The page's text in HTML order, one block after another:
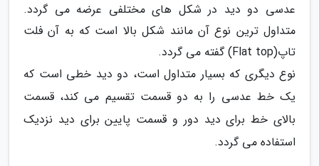
عدسی دو دید در شکل های مختلفی عرضه می گردد.
متداول ترین نوع آن مانند شکل بالا است که به آن فلت
تاپ(Flat top) گفته می گردد.
نوع دیگری که بسیار متداول است، دو دید خطی است که
یک خط عدسی را به دو قسمت تقسیم می کند، قسمت
بالای خط برای دید دور و قسمت پایین برای دید نزدیک
استفاده می گردد.